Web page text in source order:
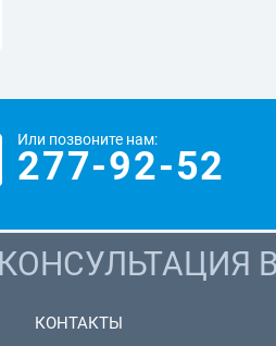
Или позвоните нам:
277-92-52
КОНТАКТЫ